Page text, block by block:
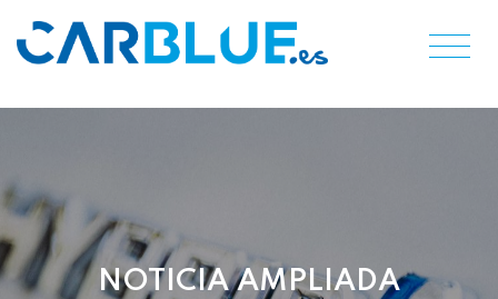
NOTICIA AMPLIADA